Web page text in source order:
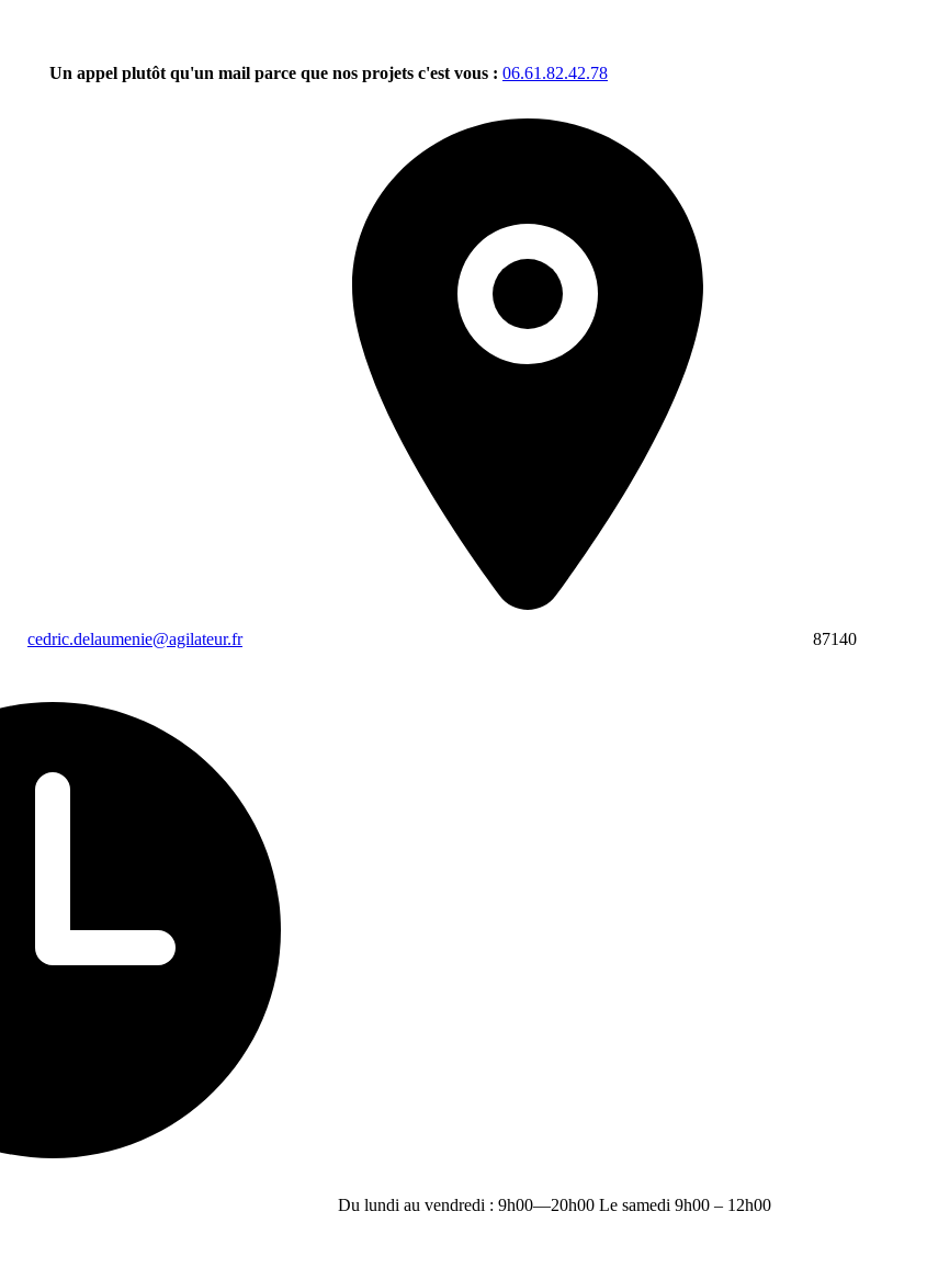
Un appel plutôt qu'un mail parce que nos projets c'est vous : 06.61.82.42.78
cedric.delaumenie@agilateur.fr 87140
Du lundi au vendredi : 9h00—20h00 Le samedi 9h00 – 12h00